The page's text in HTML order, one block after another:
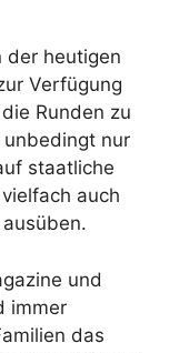
der heutigen
Verfügung
Runden zu
nur
staatliche
auch
und
immer
das